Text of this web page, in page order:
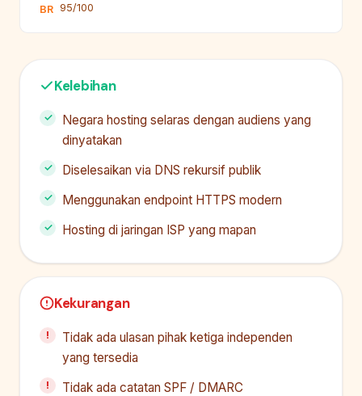
BR 95/100
Kelebihan
Negara hosting selaras dengan audiens yang
dinyatakan
Diselesaikan via DNS rekursif publik
Menggunakan endpoint HTTPS modern
Hosting di jaringan ISP yang mapan
Kekurangan
Tidak ada ulasan pihak ketiga independen
yang tersedia
Tidak ada catatan SPF / DMARC